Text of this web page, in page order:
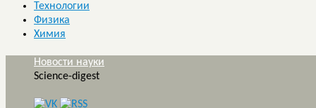
Технологии
Физика
Химия
Новости науки
Science-digest